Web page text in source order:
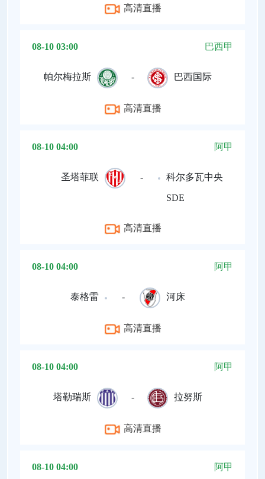
高清直播
08-10 03:00 巴西甲
帕尔梅拉斯 - 巴西国际
高清直播
08-10 04:00 阿甲
圣塔菲联 - 科尔多瓦中央
SDE
高清直播
08-10 04:00 阿甲
泰格雷 - 河床
高清直播
08-10 04:00 阿甲
塔勒瑞斯 - 拉努斯
高清直播
08-10 04:00 阿甲